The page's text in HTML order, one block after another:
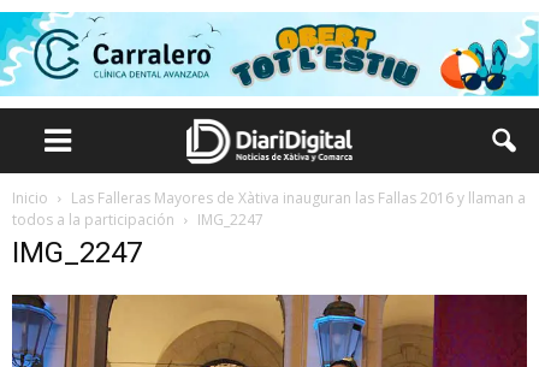
Inicio
Las Falleras Mayores de Xàtiva inauguran las Fallas 2016 y llaman a
todos a la participación
IMG_2247
IMG_2247